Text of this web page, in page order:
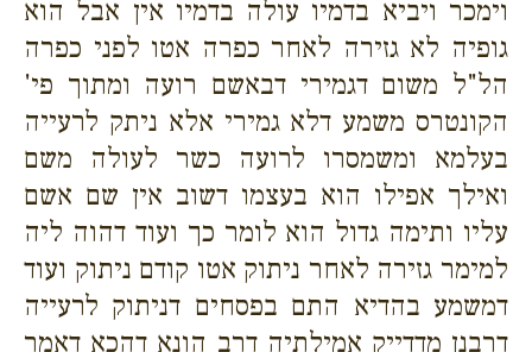
וימכר ויביא בדמיו עולה בדמיו אין אבל הוא
גופיה לא גזירה לאחר כפרה אטו לפני כפרה
הל"ל משום דגמירי דבאשם רועה ומתוך פי'
הקונטרס משמע דלא גמירי אלא ניתק לרעייה
בעלמא ומשמסרו לרועה כשר לעולה משם
ואילך אפילו הוא בעצמו דשוב אין שם אשם
עליו ותימה גדול הוא לומר כך ועוד דהוה ליה
למימר גזירה לאחר ניתוק אטו קודם ניתוק ועוד
דמשמע בהדיא התם בפסחים דניתוק לרעייה
דרבנן מדדייק אמילתיה דרב הונא דהכא דאמר